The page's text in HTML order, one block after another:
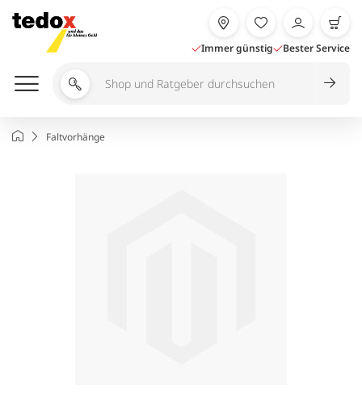
Inhalt
springen
Immer günstig Bester Service
Shop
durchsuchen
StartseiteFaltvorhänge